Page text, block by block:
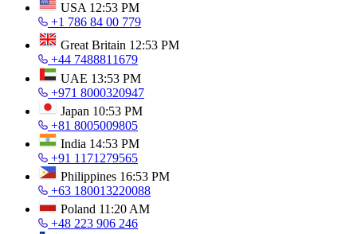
USA 12:53 PM
+1 786 84 00 779
Great Britain 12:53 PM
+44 7488811679
UAE 13:53 PM
+971 8000320947
Japan 10:53 PM
+81 8005009805
India 14:53 PM
+91 1171279565
Philippines 16:53 PM
+63 180013220088
Poland 11:20 AM
+48 223 906 246